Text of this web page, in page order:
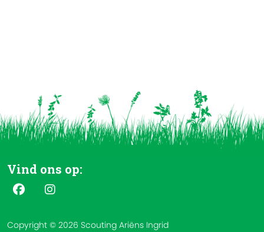
Vind ons op:
Copyright © 2026 Scouting Ariëns Ingrid